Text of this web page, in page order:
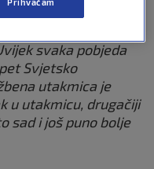
svaka pobjeda
Svjetsko
utakmica je
u utakmicu, drugačiji
sad i još puno bolje